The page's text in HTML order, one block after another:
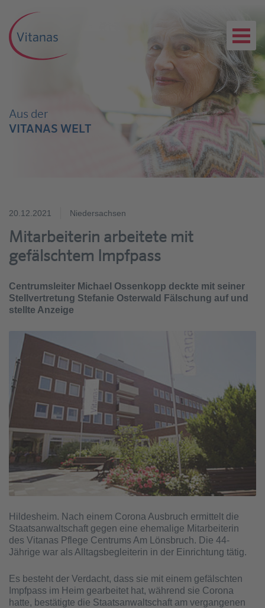
Aus der
VITANAS WELT
20.12.2021 Niedersachsen
Mitarbeiterin arbeitete mit
gefälschtem Impfpass
Centrumsleiter Michael Ossenkopp deckte mit seiner
Stellvertretung Stefanie Osterwald Fälschung auf und
stellte Anzeige
Hildesheim. Nach einem Corona Ausbruch ermittelt die
Staatsanwaltschaft gegen eine ehemalige Mitarbeiterin
des Vitanas Pflege Centrums Am Lönsbruch. Die 44-
Jährige war als Alltagsbegleiterin in der Einrichtung tätig.
Es besteht der Verdacht, dass sie mit einem gefälschten
Impfpass im Heim gearbeitet hat, während sie Corona
hatte, bestätigte die Staatsanwaltschaft am vergangenen